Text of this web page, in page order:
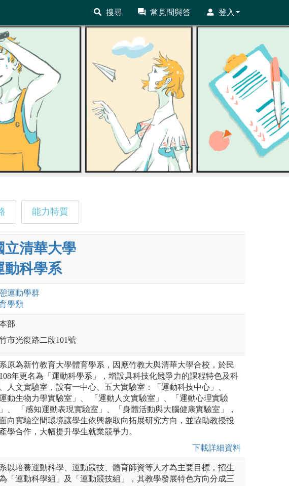
搜尋 常見問與答 登入
能力特質
立清華大學
動科學系
運動學群
學類
部
市光復路二段101號
原為新竹教育大學體育學系，因應竹教大與清華大學合校，於民
年更名為「運動科學系」，增設具科技化競爭力的課程特色及科
人文實驗室，設有一中心、五大實驗室：「運動科技中心」、
運動生物力學實驗室」、 「運動人文實驗室」、「運動心理實驗
、 「感知運動表現實驗室」、「身體活動與大腦健康實驗室」，
向實驗空間環境讓學生依興趣取向拓展研究方向，並協助教授投
學合作，大幅提升學生就業競爭力。
下載詳細資料
以培養運動科學、運動競技、體育師資等人才為主要目標，招生
「運動科學組」及「運動競技組」，其教學發展特色方向分成三